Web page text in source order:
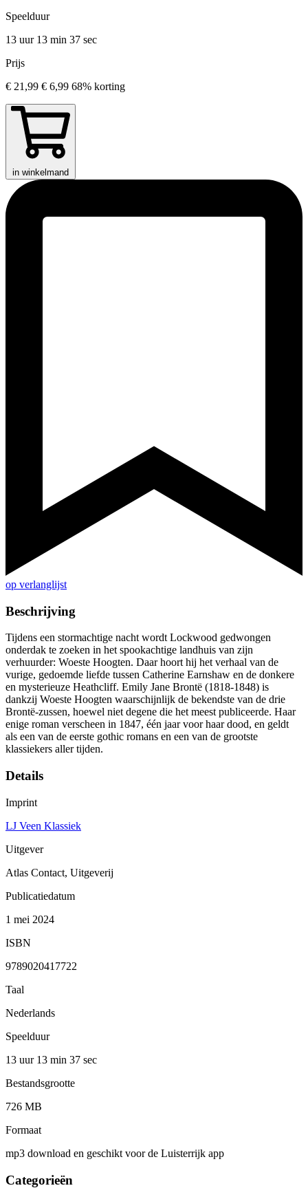
Speelduur
13 uur 13 min 37 sec
Prijs
€ 21,99 € 6,99 68% korting
in winkelmand
op verlanglijst
Beschrijving
Tijdens een stormachtige nacht wordt Lockwood gedwongen
onderdak te zoeken in het spookachtige landhuis van zijn
verhuurder: Woeste Hoogten. Daar hoort hij het verhaal van de
vurige, gedoemde liefde tussen Catherine Earnshaw en de donkere
en mysterieuze Heathcliff. Emily Jane Brontë (1818-1848) is
dankzij Woeste Hoogten waarschijnlijk de bekendste van de drie
Brontë-zussen, hoewel niet degene die het meest publiceerde. Haar
enige roman verscheen in 1847, één jaar voor haar dood, en geldt
als een van de eerste gothic romans en een van de grootste
klassiekers aller tijden.
Details
Imprint
LJ Veen Klassiek
Uitgever
Atlas Contact, Uitgeverij
Publicatiedatum
1 mei 2024
ISBN
9789020417722
Taal
Nederlands
Speelduur
13 uur 13 min 37 sec
Bestandsgrootte
726 MB
Formaat
mp3 download en geschikt voor de Luisterrijk app
Categorieën